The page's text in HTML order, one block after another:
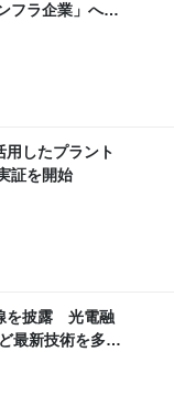
フラ企業」への
したプラント
証を開始
を披露 光電融
最新技術を多数